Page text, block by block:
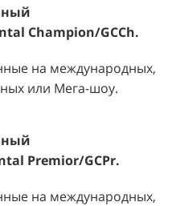
Champion/GCCh.
на международных,
или Мега-шоу.
Premior/GCPr.
на международных,